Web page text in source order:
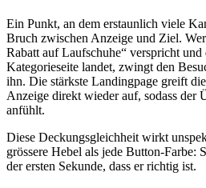
Ein Punkt, an dem erstaunlich viele
Bruch zwischen Anzeige und Ziel.
Rabatt auf Laufschuhe“ verspricht
Kategorieseite landet, zwingt den
ihn. Die stärkste Landingpage greift
Anzeige direkt wieder auf, sodass der
anfühlt.
Diese Deckungsgleichheit wirkt
grössere Hebel als jede Button-Farbe:
der ersten Sekunde, dass er richtig ist.